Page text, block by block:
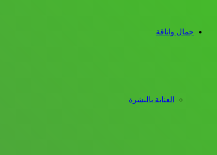
جمال واناقة
العناية بالبشرة